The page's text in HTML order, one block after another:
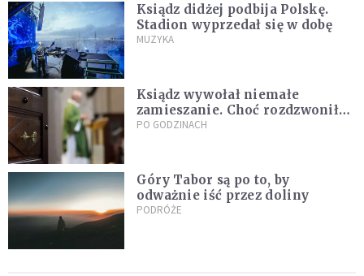
Ksiądz didżej podbija Polskę.
Stadion wyprzedał się w dobę
MUZYKA
Ksiądz wywołał niemałe
zamieszanie. Choć rozdzwoniły
się telefony z całego kraju,
PO GODZINACH
Góry Tabor są po to, by
odważnie iść przez doliny
PODRÓŻE